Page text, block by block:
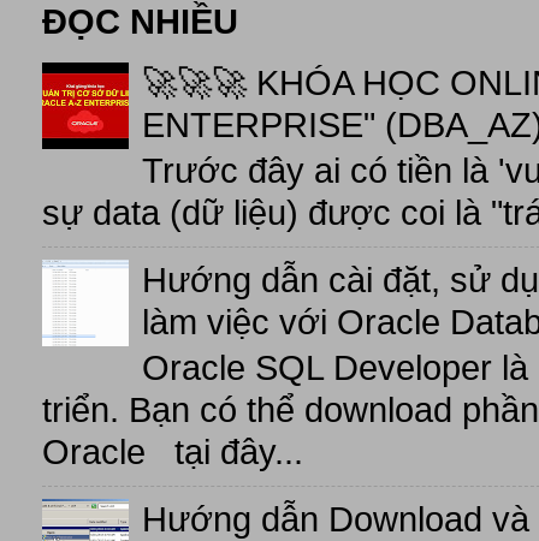
ĐỌC NHIỀU
🚀🚀🚀 KHÓA HỌC
ENTERPRISE"
Trước đây ai có tiền là
sự data (dữ liệu) được coi là
Hướng dẫn cài đặt, sử
làm việc với Oracle
Oracle SQL Developer
triển. Bạn có thể download
Oracle tại đây...
Hướng dẫn Download